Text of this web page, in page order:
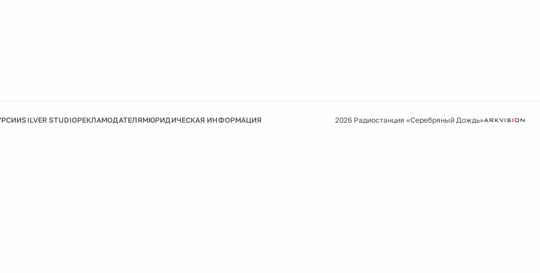
SILVER STUDIOРЕКЛАМОДАТЕЛЯМЮРИДИЧЕСКАЯ ИНФОРМАЦИЯ 2026 Радиостанция «Серебряный Дождь»